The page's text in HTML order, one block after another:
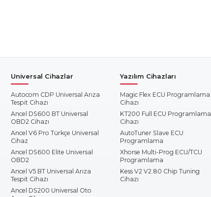
Universal Cihazlar
Autocom CDP Universal Arıza
Tespit Cihazı
Ancel DS600 BT Universal
OBD2 Cihazı
Ancel V6 Pro Türkçe Universal
Cihaz
Ancel DS600 Elite Universal
OBD2
Ancel V5 BT Universal Arıza
Tespit Cihazı
Ancel DS200 Universal Oto
Yazılım Cihazları
Magic Flex ECU Programlama
Cihazı
KT200 Full ECU Programlama
Cihazı
AutoTuner Slave ECU
Programlama
Xhorse Multi-Prog ECU/TCU
Programlama
Kess V2 V2.80 Chip Tuning
Cihazı